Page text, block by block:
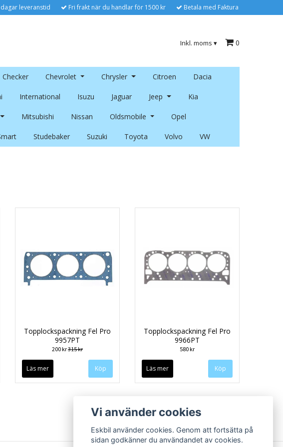
leveranstid Fri frakt när du handlar för 1500 kr Betala med Faktura
Inkl. moms ▾ 0
Checker Chevrolet Chrysler Citroen Dacia
International Isuzu Jaguar Jeep Kia
Mitsubishi Nissan Oldsmobile Opel
Studebaker Suzuki Toyota Volvo VW
Topplockspackning Fel Pro
9957PT
200 kr315 kr
Läs mer
Topplockspackning Fel Pro
9966PT
580 kr
Läs mer
Vi använder cookies
Eskbil använder cookies. Genom att fortsätta på
sidan godkänner du användandet av cookies.